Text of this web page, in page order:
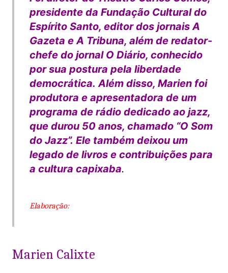
presidente da Fundação Cultural do
Espírito Santo, editor dos jornais A
Gazeta e A Tribuna, além de redator-
chefe do jornal O Diário, conhecido
por sua postura pela liberdade
democrática. Além disso, Marien foi
produtora e apresentadora de um
programa de rádio dedicado ao jazz,
que durou 50 anos, chamado “O Som
do Jazz”. Ele também deixou um
legado de livros e contribuições para
a cultura capixaba.
Elaboração:
Marien Calixte